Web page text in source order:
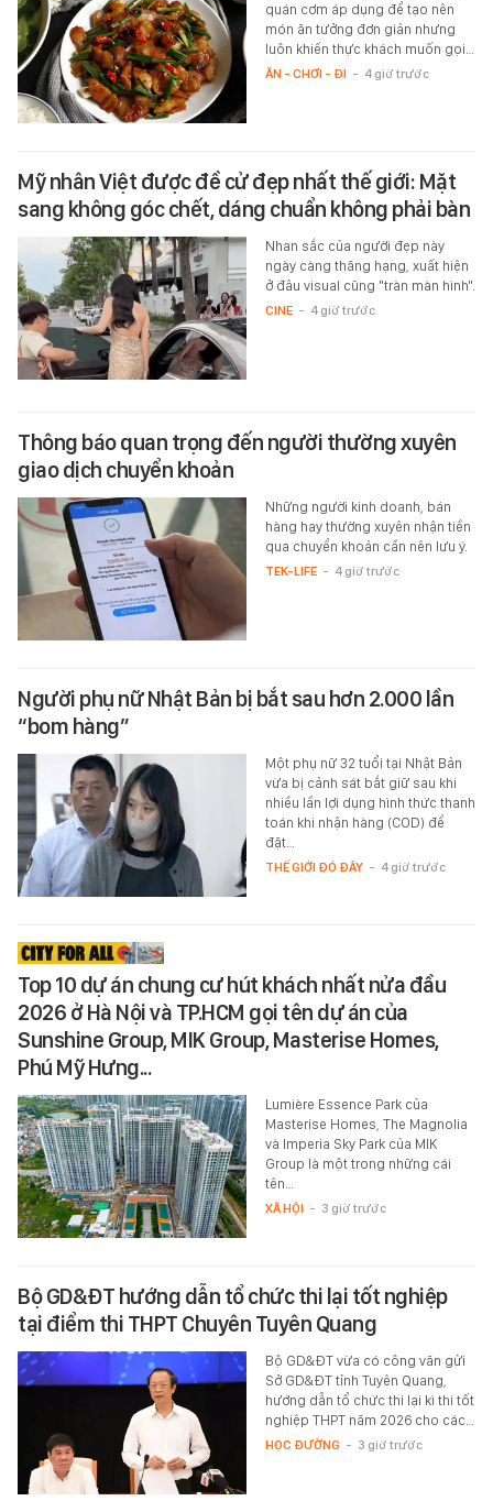
quán cơm áp dụng để tạo nên
món ăn tưởng đơn giản nhưng
luôn khiến thực khách muốn gọi…
ĂN - CHƠI - ĐI - 4 giờ trước
Mỹ nhân Việt được đề cử đẹp nhất thế giới: Mặt
sang không góc chết, dáng chuẩn không phải bàn
Nhan sắc của người đẹp này
ngày càng thăng hạng, xuất hiện
ở đâu visual cũng "tràn màn hình".
CINE - 4 giờ trước
Thông báo quan trọng đến người thường xuyên
giao dịch chuyển khoản
Những người kinh doanh, bán
hàng hay thường xuyên nhận tiền
qua chuyển khoản cần nên lưu ý.
TEK-LIFE - 4 giờ trước
Người phụ nữ Nhật Bản bị bắt sau hơn 2.000 lần
“bom hàng”
Một phụ nữ 32 tuổi tại Nhật Bản
vừa bị cảnh sát bắt giữ sau khi
nhiều lần lợi dụng hình thức thanh
toán khi nhận hàng (COD) để
đặt…
THẾ GIỚI ĐÓ ĐÂY - 4 giờ trước
Top 10 dự án chung cư hút khách nhất nửa đầu
2026 ở Hà Nội và TP.HCM gọi tên dự án của
Sunshine Group, MIK Group, Masterise Homes,
Phú Mỹ Hưng...
Lumière Essence Park của
Masterise Homes, The Magnolia
và Imperia Sky Park của MIK
Group là một trong những cái
tên…
XÃ HỘI - 3 giờ trước
Bộ GD&ĐT hướng dẫn tổ chức thi lại tốt nghiệp
tại điểm thi THPT Chuyên Tuyên Quang
Bộ GD&ĐT vừa có công văn gửi
Sở GD&ĐT tỉnh Tuyên Quang,
hướng dẫn tổ chức thi lại kì thi tốt
nghiệp THPT năm 2026 cho các…
HỌC ĐƯỜNG - 3 giờ trước